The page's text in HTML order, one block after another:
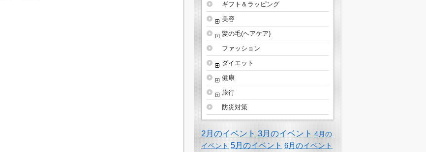
ギフト＆ラッピング
美容
髪の毛(ヘアケア)
ファッション
ダイエット
健康
旅行
防災対策
2月のイベント 3月のイベント 4月の
イベント 5月のイベント 6月のイベント